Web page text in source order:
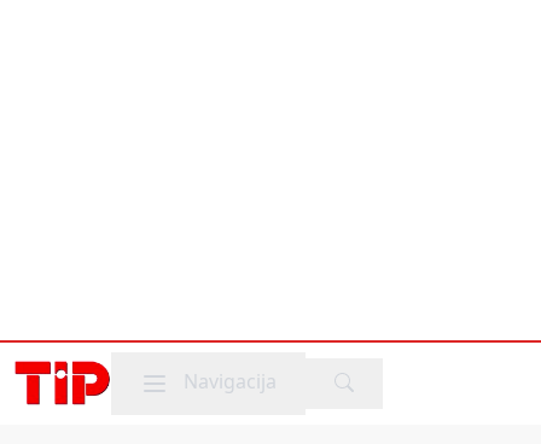
Mobile menu
Navigacija